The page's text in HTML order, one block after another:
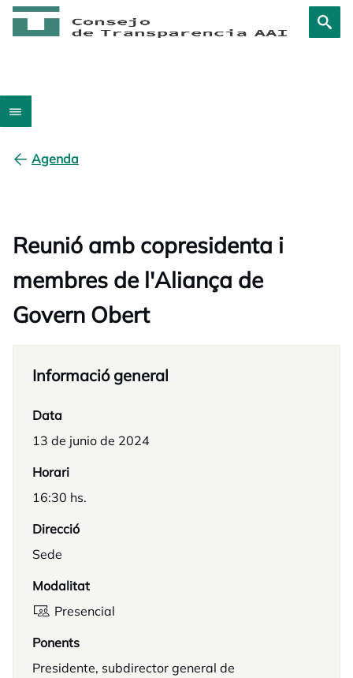
Agenda
Reunió amb copresidenta i
membres de l'Aliança de
Govern Obert
Informació general
Data
13 de junio de 2024
Horari
16:30 hs.
Direcció
Sede
Modalitat
Presencial
Ponents
Presidente, subdirector general de